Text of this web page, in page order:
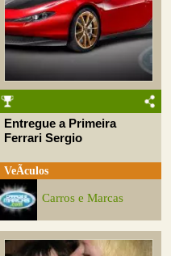
Entregue a Primeira
Ferrari Sergio
VeÃ­culos
Carros e Marcas